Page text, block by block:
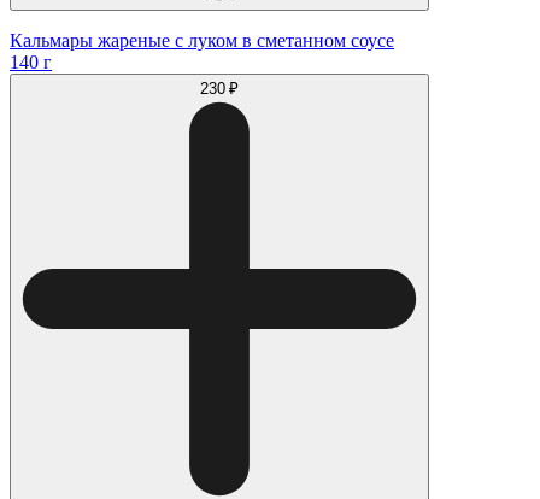
Кальмары жареные с луком в сметанном соусе
140 г
230 ₽